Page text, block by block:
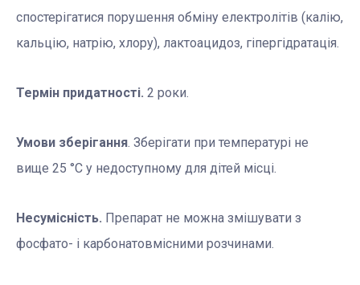
спостерігатися порушення обміну електролітів (калію,
кальцію, натрію, хлору), лактоацидоз, гіпергідратація.
Термін придатності. 2 роки.
Умови зберігання. Зберігати при температурі не
вище 25 °С у недоступному для дітей місці.
Несумісність. Препарат не можна змішувати з
фосфато- і карбонатовмісними розчинами.